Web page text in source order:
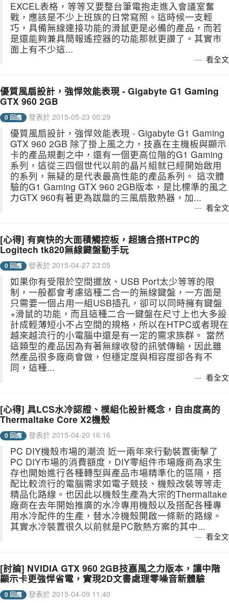
EXCEL表格，等等又要整台筆電抱走進入會議室奮
戰，應該是不少上班族的日常寫照。這時候一支輕
巧，具備無線連接功能的滑鼠更是必備的產品，而若
是還能夠兼具簡報遙控器的功能那就更讚了。其實市
面上有不少這...
看全文
優質風扇設計，強悍效能表現 - Gigabyte G1 Gaming
GTX 960 2GB
0 回應 發表於 2015-05-23 00:29
優質風扇設計，強悍效能表現 - Gigabyte G1 Gaming
GTX 960 2GB 除了掛上風之力，技嘉在主機板與顯示
卡的產品規劃之中，還有一個更高位階的G1 Gaming
系列，這從三四個世代以前的晶片組就已經開始啟用
的系列，無疑的是代表最高性能的產品系列。 這次體
驗的G1 Gaming GTX 960 2GB版本，是比標準的風之
力GTX 960有著更為跋扈的三風扇散熱器，加...
看全文
[心得] 有爽快的大面積觸控板，超適合搭HTPC的
Logitech tk820無線鍵盤動手玩
0 回應 發表於 2015-04-27 23:05
如果你有受限於空間擺放、USB Port太少等等的限
制，一般都會考慮這種二合一的無線鍵盤，一方面是
只需要一個占用一組USB插孔，卻可以同時擁有鍵盤
+滑鼠的功能，而且這種二合一鍵盤在尺寸上也大多設
計成輕薄短小不占空間的規格，所以在HTPC或者現在
越來越流行的小電腦中還是有一定的需求族群。 當然
這類型的產品因為有著無線收發的訊號傳輸，因此雖
然產品很多廠商會做，但穩定度與相容度卻各有不
同，這種...
看全文
[心得] 具LCS水冷認證、模組化設計概念，自由度高的
Thermaltake Core X2機殼
0 回應 發表於 2015-04-20 16:16
PC DIY機殼市場的潮流 近一兩年來行動裝置衝擊了
PC DIY市場的消費額度，DIY零組件市場廠商為求生
存也開始進行各種轉型與產品市場精準化的區隔，搭
配比較流行的電腦需求如電子競技、機殼改裝等等走
精品化路線。也因此以機殼生產為大宗的Thermaltake
廠商在去年開始推廣的水冷專用機殼以及搭配各種專
用水冷配件的生產，替水冷機殼開啟一條新的路線。
其實水冷裝置很久以前就是PC散熱方案的其中...
看全文
[討論] NVIDIA GTX 960 2GB技嘉風之力版本，讓中階
顯示卡更強悍省電，實現2D文書處理零噪音新體驗
0 回應 發表於 2015-04-09 11:40